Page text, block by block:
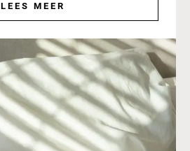
LEES MEER